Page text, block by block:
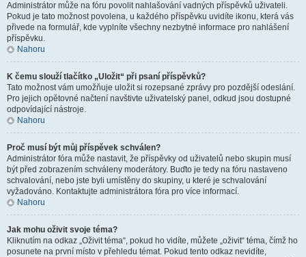
Administrátor může na fóru povolit nahlašování vadných příspěvků uživateli.
Pokud je tato možnost povolena, u každého příspěvku uvidíte ikonu, která vás
přivede na formulář, kde vyplníte všechny nezbytné informace pro nahlášení
příspěvku.
Nahoru
K čemu slouží tlačítko „Uložit“ při psaní příspěvků?
Tato možnost vám umožňuje uložit si rozepsané zprávy pro pozdější odeslání.
Pro jejich opětovné načtení navštivte uživatelský panel, odkud jsou dostupné
odpovídající nástroje.
Nahoru
Proč musí být můj příspěvek schválen?
Administrátor fóra může nastavit, že příspěvky od uživatelů nebo skupin musí
být před zobrazením schváleny moderátory. Buďto je tedy na fóru nastaveno
schvalování, nebo jste byli umístěny do skupiny, u které je schvalování
vyžadováno. Kontaktujte administrátora fóra pro více informací.
Nahoru
Jak mohu oživit svoje téma?
Kliknutím na odkaz „Oživit téma“, pokud ho vidíte, můžete „oživit“ téma, čímž ho
posunete na první místo v přehledu témat. Pokud tento odkaz nevidíte,